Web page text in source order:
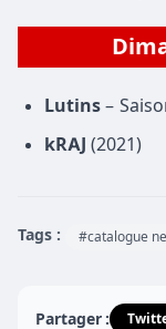
Lutins –
kRAJ (2021)
Tags : #catalogue
Partager :